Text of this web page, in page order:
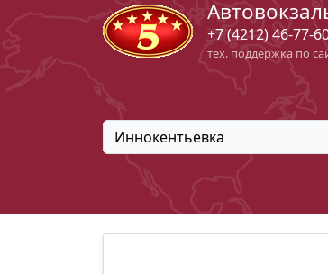
+7 (4212) 46-77-
тех. поддержка по
Иннокентьевка